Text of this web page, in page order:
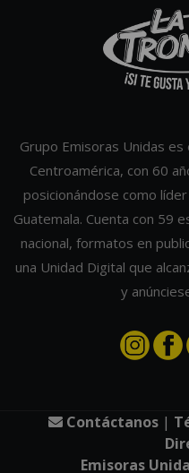
Grupo Emisoras Unidas
Centroamérica, con 60
posicionándose como
Guatemala. Cuenta con 59
nacional, formatos en
una Unidad Digital que
y
Contáctanos|
Emisoras